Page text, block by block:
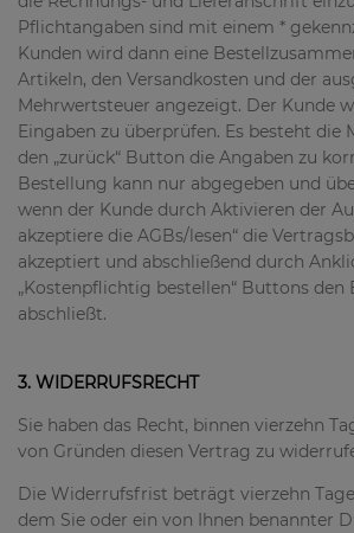
Pflichtangaben sind mit einem *
Kunden wird dann eine
Artikeln, den Versandkosten und der
Mehrwertsteuer angezeigt. Der Kunde
Eingaben zu überprüfen. Es besteht die
den „zurück“ Button die Angaben zu
Bestellung kann nur abgegeben und
wenn der Kunde durch Aktivieren der
akzeptiere die AGBs/lesen“ die
akzeptiert und abschließend durch
„Kostenpflichtig bestellen“ Buttons den
abschließt.
3. WIDERRUFSRECHT
Sie haben das Recht, binnen vierzehn
von Gründen diesen Vertrag zu
Die Widerrufsfrist beträgt vierzehn
dem Sie oder ein von Ihnen benannter